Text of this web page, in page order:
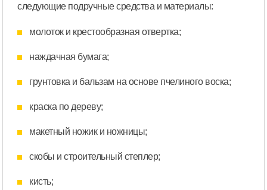
следующие подручные средства и материалы:
молоток и крестообразная отвертка;
наждачная бумага;
грунтовка и бальзам на основе пчелиного воска;
краска по дереву;
макетный ножик и ножницы;
скобы и строительный степлер;
кисть;